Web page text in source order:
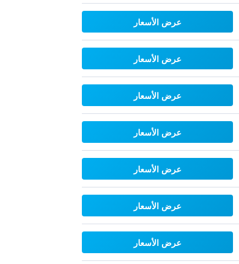
عرض الأسعار
عرض الأسعار
عرض الأسعار
عرض الأسعار
عرض الأسعار
عرض الأسعار
عرض الأسعار